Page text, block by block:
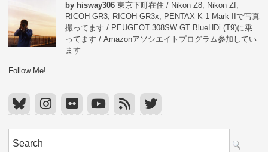
by hisway306 東京下町在住 / Nikon Z8, Nikon Zf,
RICOH GR3, RICOH GR3x, PENTAX K-1 Mark IIで写真
撮ってます / PEUGEOT 308SW GT BlueHDi (T9)に乗
ってます / Amazonアソシエイトプログラム参加してい
ます
Follow Me!